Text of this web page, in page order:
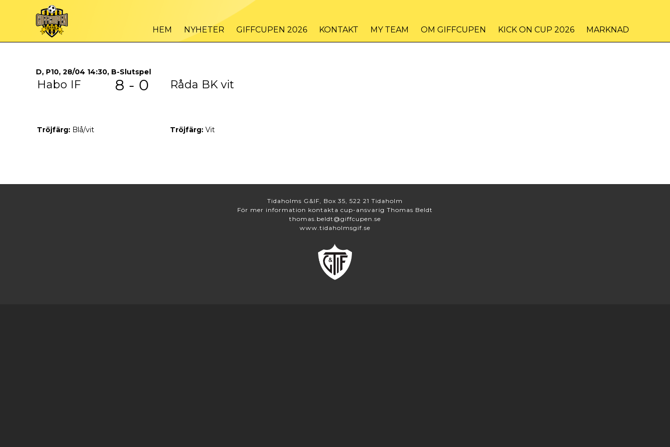
HEM NYHETER GIFFCUPEN 2026 KONTAKT MY TEAM OM GIFFCUPEN KICK ON CUP 2026 MARKNAD
D, P10, 28/04 14:30, B-Slutspel
Habo IF 8 - 0 Råda BK vit
Tröjfärg: Blå/vit Tröjfärg: Vit
Tidaholms G&IF, Box 35, 522 21 Tidaholm
För mer information kontakta cup-ansvarig Thomas Beldt
thomas.beldt@giffcupen.se
www.tidaholmsgif.se